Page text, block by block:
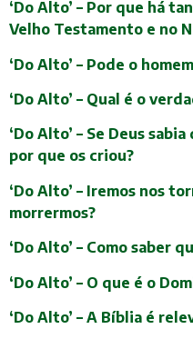
‘Do Alto’ – Por que há
Velho Testamento e no
‘Do Alto’ – Pode o
‘Do Alto’ – Qual é o
‘Do Alto’ – Se Deus
por que os criou?
‘Do Alto’ – Iremos nos
morrermos?
‘Do Alto’ – Como saber
‘Do Alto’ – O que é o
‘Do Alto’ – A Bíblia é